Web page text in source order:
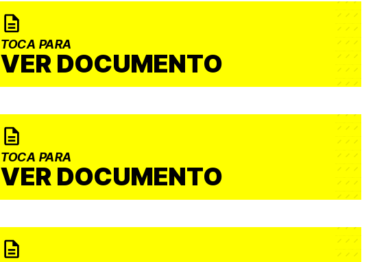
TOCA PARA
VER DOCUMENTO
TOCA PARA
VER DOCUMENTO